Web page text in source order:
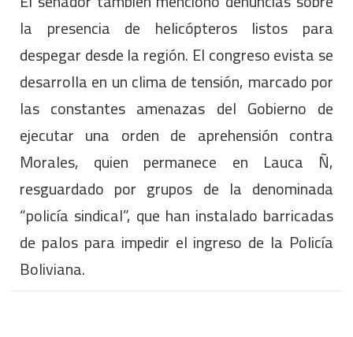
la presencia de helicópteros listos para
despegar desde la región. El congreso evista se
desarrolla en un clima de tensión, marcado por
las constantes amenazas del Gobierno de
ejecutar una orden de aprehensión contra
Morales, quien permanece en Lauca Ñ,
resguardado por grupos de la denominada
“policía sindical”, que han instalado barricadas
de palos para impedir el ingreso de la Policía
Boliviana.